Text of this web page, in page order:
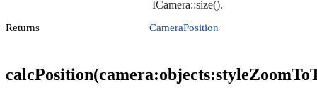
ICamera::size().
Returns CameraPosition